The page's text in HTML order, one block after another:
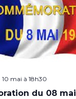
10 mai à 18h30
du 08 mai